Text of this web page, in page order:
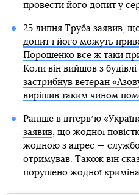
провести його допит у
25 липня Труба заявив,
допит і його можуть
Порошенко все ж таки
Коли він вийшов з
застрибнув ветеран
вирішив таким чином
Раніше в інтервʼю
заявив, що жодної
жодною з адрес —
отримував. Також він
порушено жодної